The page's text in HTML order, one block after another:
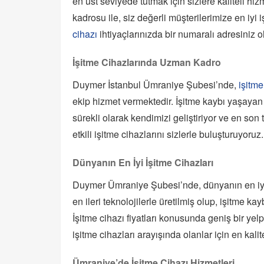
kadrosu ile, siz değerli müşterilerimize en iyi
cihazı ihtiyaçlarınızda bir numaralı adresiniz
İşitme Cihazlarında Uzman Kadro
Duymer İstanbul Ümraniye Şubesi’nde,
ekip hizmet vermektedir. İşitme kaybı
sürekli olarak kendimizi geliştiriyor ve en
etkili işitme cihazlarını sizlerle buluşturuyoruz.
Dünyanın En İyi İşitme Cihazları
Duymer Ümraniye Şubesi’nde, dünyanın en
en ileri teknolojilerle üretilmiş olup, işitme
İşitme cihazı fiyatları konusunda geniş bir
işitme cihazları arayışında olanlar için en